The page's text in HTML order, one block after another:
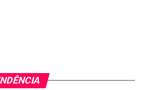
É importante notar,
em criptomoedas sempre